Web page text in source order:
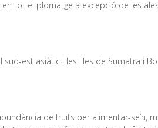
tot el plomatge a excepció de les
est asiàtic i les illes de Sumatra i
de fruits per alimentar-se’n,